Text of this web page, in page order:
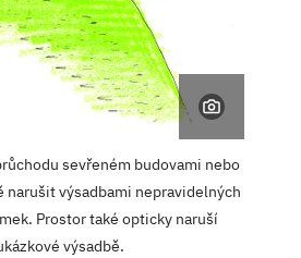
sevřeném budovami nebo
výsadbami nepravidelných
Prostor také opticky naruší
výsadbě.